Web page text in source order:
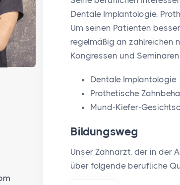
Dentale Implantologie,
Um seinen Patienten
regelmäßig an zahlreichen
Kongressen und
Dentale Implantologie
Prothetische
Mund-Kiefer-
Bildungsweg
Unser Zahnarzt, der in der
über folgende berufliche